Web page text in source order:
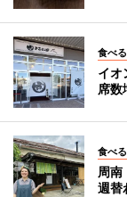
食べる
イオ
席数
食べる
周南
週替